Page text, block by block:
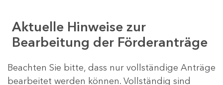
Aktuelle Hinweise zur
Bearbeitung der Förderanträge
Beachten Sie bitte, dass nur vollständige Anträge
bearbeitet werden können. Vollständig sind